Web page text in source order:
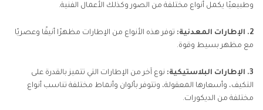
وطبيعيًا يكمل أنواع مختلفة من الصور وكذلك الأعمال الفنية.
2. الإطارات المعدنية:
توفر هذه الأنواع من الإطارات مظهرًا أنيقًا وعصريًا
مع مظهر بسيط وقوة.
3. الإطارات البلاستيكية:
نوع آخر من الإطارات التي تتميز بالقدرة على
التكيف، وأسعارها المعقولة، وتتوفر بألوان وأنماط مختلفة تناسب أنواع
مختلفة من الديكورات.